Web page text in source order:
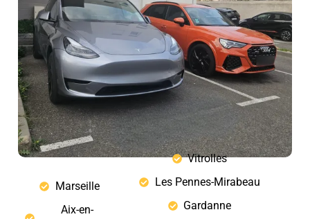
Marseille
Aix-en-
Vitrolles
Les Pennes-Mirabeau
Gardanne